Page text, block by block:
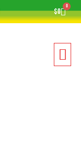
$0
0